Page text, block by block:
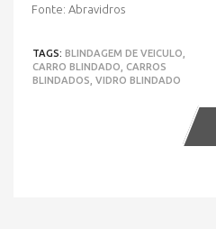
Fonte: Abravidros
TAGS: BLINDAGEM DE VEICULO,
CARRO BLINDADO,
CARROS
BLINDADOS, VIDRO BLINDADO